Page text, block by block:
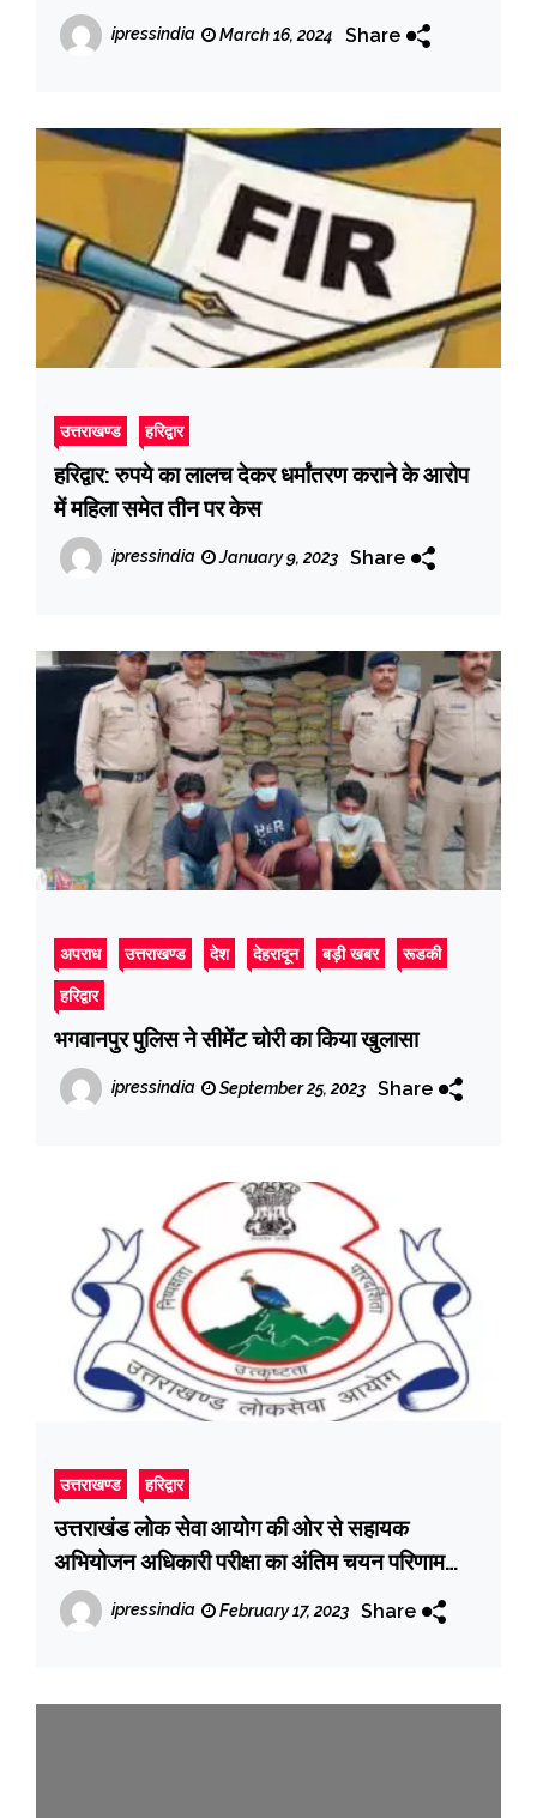
स्वागत
ipressindia March 16, 2024 Share
उत्तराखण्ड हरिद्वार
हरिद्वार: रुपये का लालच देकर धर्मांतरण कराने के आरोप
में महिला समेत तीन पर केस
ipressindia January 9, 2023 Share
अपराध उत्तराखण्ड देश देहरादून बड़ी खबर रूडकी
हरिद्वार
भगवानपुर पुलिस ने सीमेंट चोरी का किया खुलासा
ipressindia September 25, 2023 Share
उत्तराखण्ड हरिद्वार
उत्तराखंड लोक सेवा आयोग की ओर से सहायक
अभियोजन अधिकारी परीक्षा का अंतिम चयन परिणाम
जारी
ipressindia February 17, 2023 Share